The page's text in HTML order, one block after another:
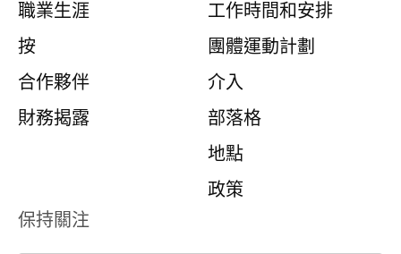
職業生涯
按
合作夥伴
財務揭露
工作時間和安排
團體運動計劃
介入
部落格
地點
政策
保持關注